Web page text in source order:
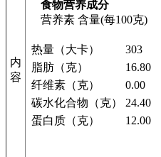
内
容
食物营养成分
营养素 含量(每100克)
热量（大卡）
303
脂肪（克）
16.80
纤维素（克）
0.00
碳水化合物（克）
24.40
蛋白质（克）
12.00